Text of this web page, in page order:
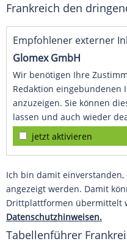
Frankreich den
Empfohlener externer
Glomex GmbH
Wir benötigen Ihre
Redaktion eingebundenen
anzuzeigen. Sie können
lassen und auch wieder
jetzt aktivieren
Ich bin damit
angezeigt werden. Damit
Drittplattformen übermittelt
Datenschutzhinweisen.
Tabellenführer